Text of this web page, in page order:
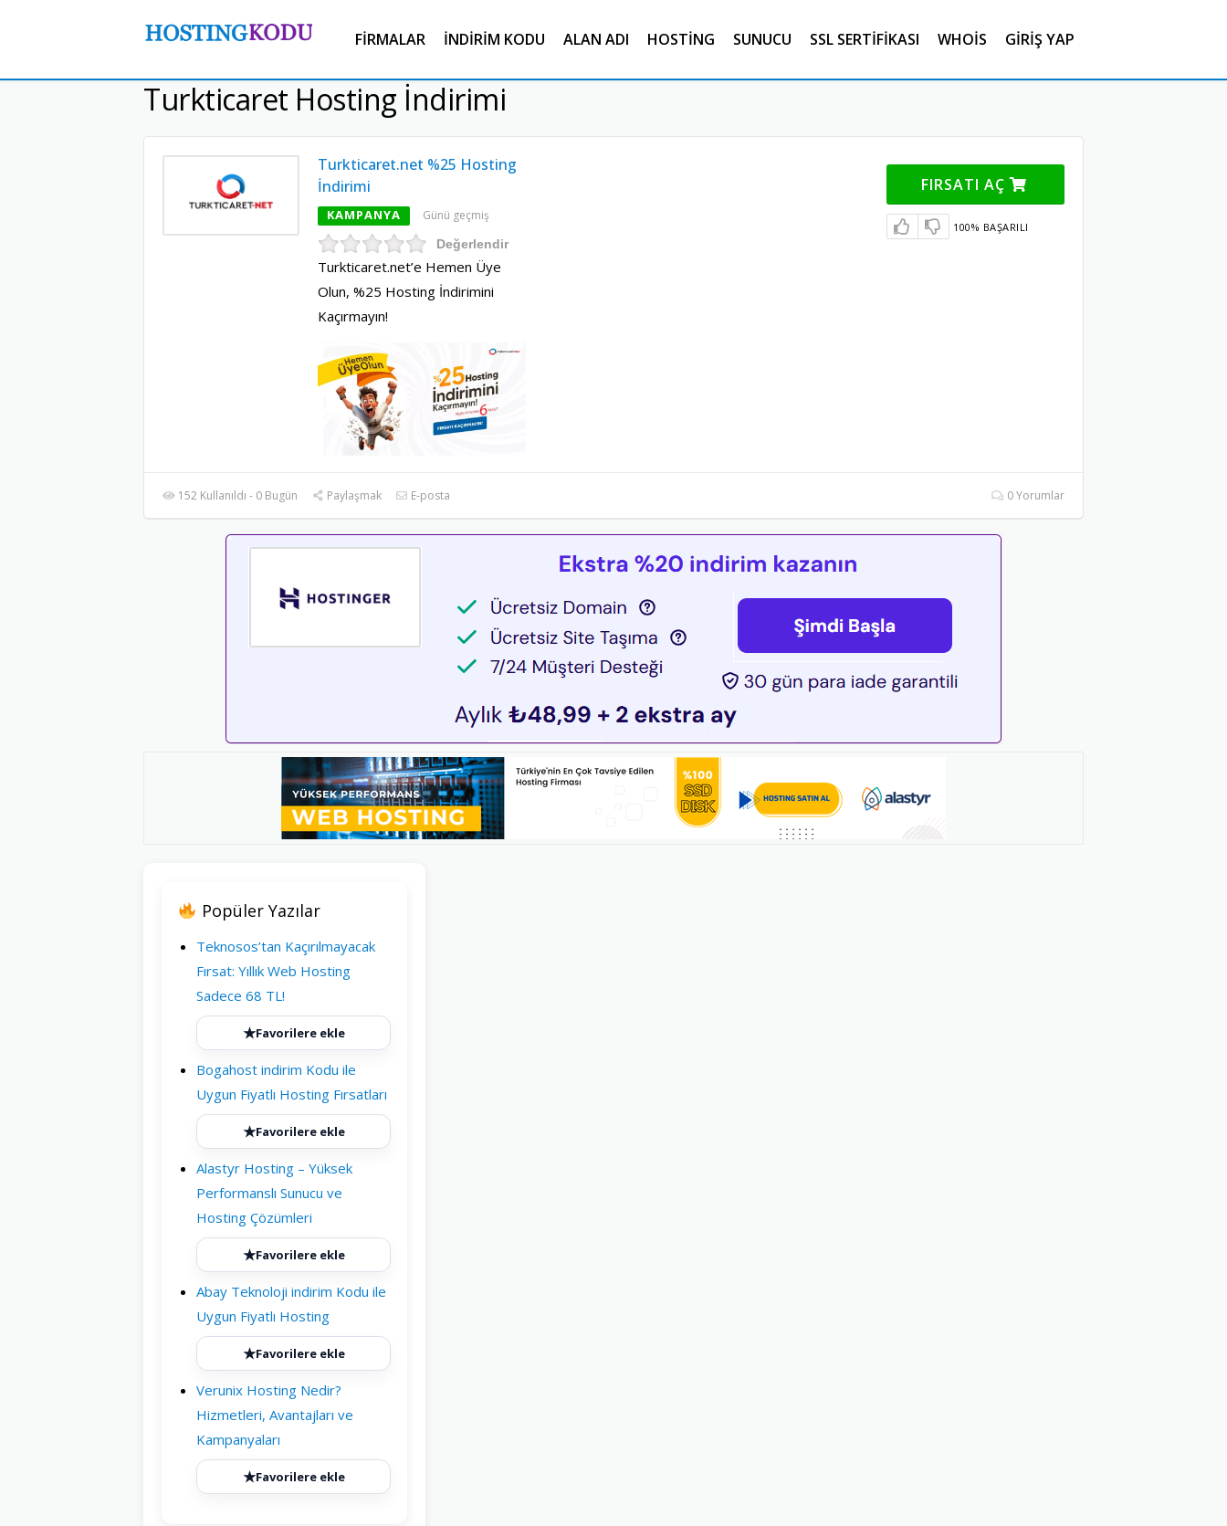
FIRMALAR İNDIRIM KODU ALAN ADI HOSTING SUNUCU SSL SERTIFIKASI WHOIS GIRIŞ YAP
Turkticaret Hosting İndirimi
Turkticaret.net %25 Hosting
İndirimi
KAMPANYA Günü geçmiş
Değerlendir
Turkticaret.net’e Hemen Üye
Olun, %25 Hosting İndirimini
Kaçırmayın!
FIRSATI AÇ
100% BAŞARILI
152 Kullanıldı - 0 Bugün Paylaşmak E-posta 0 Yorumlar
Popüler Yazılar
Teknosos’tan Kaçırılmayacak
Fırsat: Yıllık Web Hosting
Sadece 68 TL!
★Favorilere ekle
Bogahost indirim Kodu ile
Uygun Fiyatlı Hosting Fırsatları
★Favorilere ekle
Alastyr Hosting – Yüksek
Performanslı Sunucu ve
Hosting Çözümleri
★Favorilere ekle
Abay Teknoloji indirim Kodu ile
Uygun Fiyatlı Hosting
★Favorilere ekle
Verunix Hosting Nedir?
Hizmetleri, Avantajları ve
Kampanyaları
★Favorilere ekle